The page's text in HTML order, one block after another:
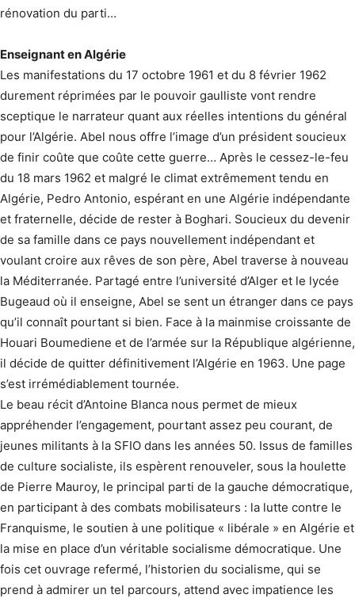
rénovation du parti…
Enseignant en Algérie
Les manifestations du 17 octobre 1961 et du 8 février 1962
durement réprimées par le pouvoir gaulliste vont rendre
sceptique le narrateur quant aux réelles intentions du général
pour l’Algérie. Abel nous offre l’image d’un président soucieux
de finir coûte que coûte cette guerre… Après le cessez-le-feu
du 18 mars 1962 et malgré le climat extrêmement tendu en
Algérie, Pedro Antonio, espérant en une Algérie indépendante
et fraternelle, décide de rester à Boghari. Soucieux du devenir
de sa famille dans ce pays nouvellement indépendant et
voulant croire aux rêves de son père, Abel traverse à nouveau
la Méditerranée. Partagé entre l’université d’Alger et le lycée
Bugeaud où il enseigne, Abel se sent un étranger dans ce pays
qu’il connaît pourtant si bien. Face à la mainmise croissante de
Houari Boumediene et de l’armée sur la République algérienne,
il décide de quitter définitivement l’Algérie en 1963. Une page
s’est irrémédiablement tournée.
Le beau récit d’Antoine Blanca nous permet de mieux
appréhender l’engagement, pourtant assez peu courant, de
jeunes militants à la SFIO dans les années 50. Issus de familles
de culture socialiste, ils espèrent renouveler, sous la houlette
de Pierre Mauroy, le principal parti de la gauche démocratique,
en participant à des combats mobilisateurs : la lutte contre le
Franquisme, le soutien à une politique « libérale » en Algérie et
la mise en place d’un véritable socialisme démocratique. Une
fois cet ouvrage refermé, l’historien du socialisme, qui se
prend à admirer un tel parcours, attend avec impatience les